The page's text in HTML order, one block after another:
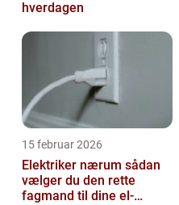
hverdagen
15 februar 2026
Elektriker nærum sådan
vælger du den rette
fagmand til dine el-